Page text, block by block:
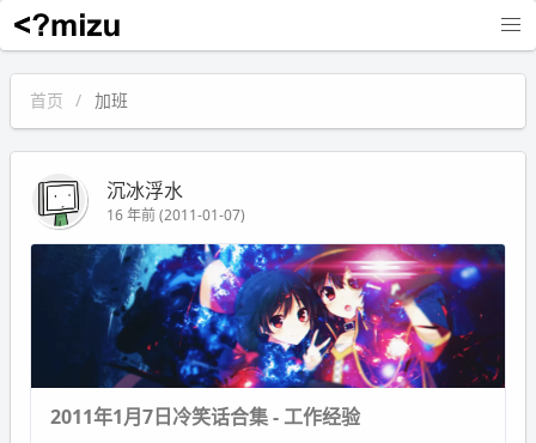
沉冰浮水
首页 加班
沉冰浮水
16 年前 (2011-01-07)
2011年1月7日冷笑话合集 - 工作经验